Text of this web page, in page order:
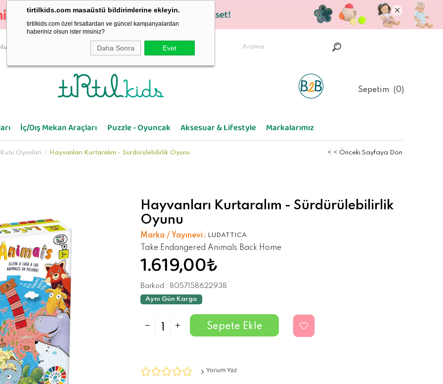
tirtilkids.com masaüstü bildirimlerine ekleyin.
tirtilkids.com özel fırsatlardan ve güncel kampanyalardan
haberiniz olsun ister misiniz?
Daha Sonra Evet
Sepetim 0
İç/Dış Mekan Araçları Puzzle - Oyuncak Aksesuar & Lifestyle Markalarımız
Kutu Oyunları Hayvanları Kurtaralım - Sürdürülebilirlik Oyunu < < Önceki Sayfaya Dön
Hayvanları Kurtaralım - Sürdürülebilirlik
Oyunu
Marka / Yayınevi : LUDATTICA
Take Endangered Animals Back Home
1.619,00₺
Barkod : 8057158622938
Aynı Gün Kargo
Yorum Yaz